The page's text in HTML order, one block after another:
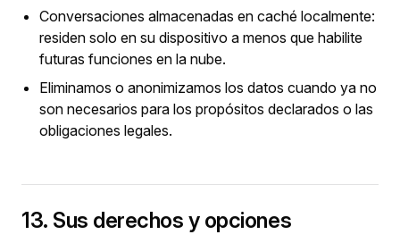
Conversaciones almacenadas en caché localmente:
residen solo en su dispositivo a menos que habilite
futuras funciones en la nube.
Eliminamos o anonimizamos los datos cuando ya no
son necesarios para los propósitos declarados o las
obligaciones legales.
13. Sus derechos y opciones